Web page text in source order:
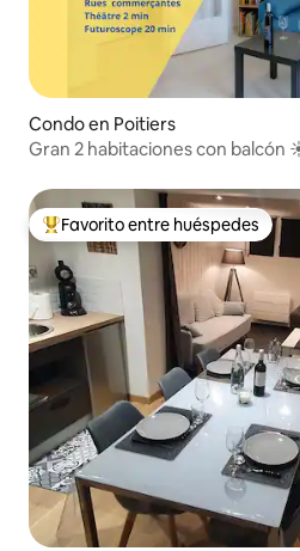
Condo en Poitiers
Gran 2 habitaciones con
Favorito entre huéspedes
Favorito entre huéspedes